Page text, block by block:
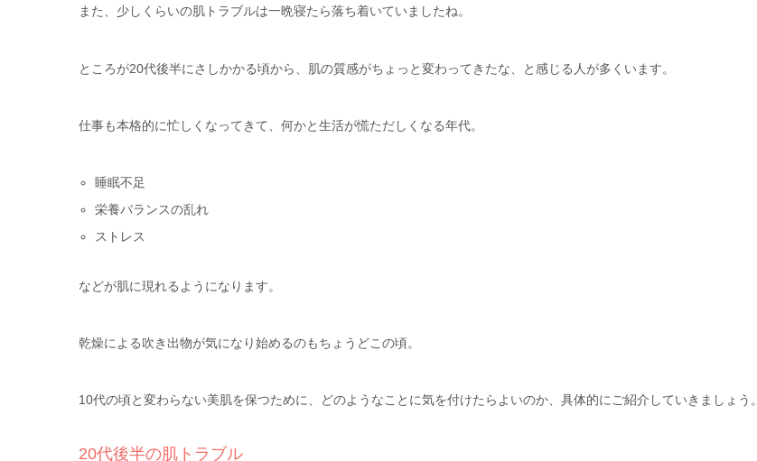
また、少しくらいの肌トラブルは一晩寝たら落ち着いていましたね。
ところが20代後半にさしかかる頃から、肌の質感がちょっと変わってきたな、と感じる人が多くいます。
仕事も本格的に忙しくなってきて、何かと生活が慌ただしくなる年代。
睡眠不足
栄養バランスの乱れ
ストレス
などが肌に現れるようになります。
乾燥による吹き出物が気になり始めるのもちょうどこの頃。
10代の頃と変わらない美肌を保つために、どのようなことに気を付けたらよいのか、具体的にご紹介していきましょう。
20代後半の肌トラブル